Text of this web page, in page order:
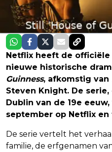
Netflix heeft de
nieuwe historische
Guinness, afkomstig van
Steven Knight. De
Dublin van de 19e
september op Netflix
De serie vertelt het
familie, de erfgenamen